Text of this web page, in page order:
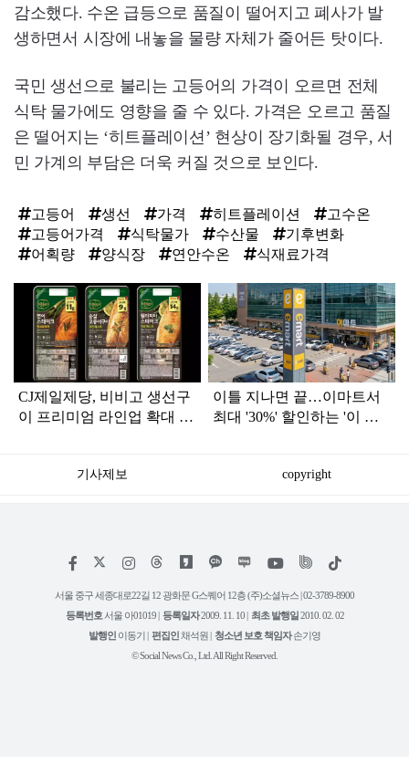
감소했다. 수온 급등으로 품질이 떨어지고 폐사가 발
생하면서 시장에 내놓을 물량 자체가 줄어든 탓이다.
국민 생선으로 불리는 고등어의 가격이 오르면 전체
식탁 물가에도 영향을 줄 수 있다. 가격은 오르고 품질
은 떨어지는 ‘히트플레이션’ 현상이 장기화될 경우, 서
민 가계의 부담은 더욱 커질 것으로 보인다.
고등어 생선 가격 히트플레이션
고수온
고등어가격
식탁물가 수산물
기후변화
어획량
양식장 연안수온 식재료가격
CJ제일제당, 비비고 생선구
이 프리미엄 라인업 확대 통
만 개 돌파
이틀 지나면 끝…이마트서
최대 '30%' 할인하는 '이 상
기사제보 copyright
페
스
인
타
램
위
트
유
튜
틱
서울 중구 세종대로22길 12 광화문 G스퀘어 12층 (주)소셜뉴스 | 02-3789-8900
등록번호 서울 아01019 | 등록일자2009. 11. 10 | 최초 발행일2010. 02. 02
발행인 이동기 | 편집인채석원 | 청소년 보호 책임자손기영
© Social News Co., Ltd. All Right Reserved.